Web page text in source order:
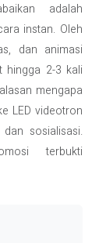
adalah
instan. Oleh
dan animasi
hingga 2-3 kali
mengapa
LED videotron
sosialisasi.
terbukti